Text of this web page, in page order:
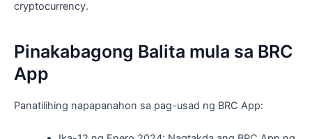
cryptocurrency.
Pinakabagong Balita mula sa BRC
App
Panatilihing napapanahon sa pag-usad ng BRC App: